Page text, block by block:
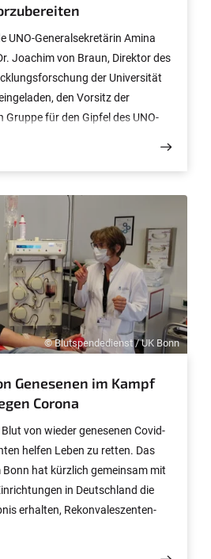
UNO-Generalsekretärin Amina
Joachim von Braun, Direktor des
der Universität
den Vorsitz der
für den Gipfel des UNO-
© Blutspendedienst / UK Bonn
Genesenen im Kampf
Corona
von wieder genesenen Covid-
helfen Leben zu retten. Das
hat kürzlich gemeinsam mit
in Deutschland die
erhalten, Rekonvaleszenten-